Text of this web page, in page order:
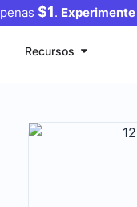
$1.
Recursos